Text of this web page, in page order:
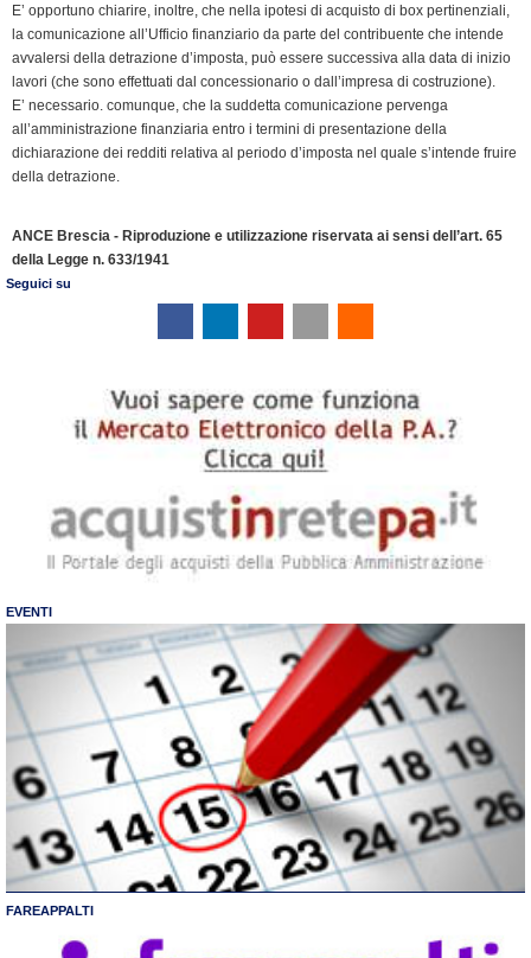
E’ opportuno chiarire, inoltre, che nella ipotesi di acquisto di box pertinenziali,
la comunicazione all’Ufficio finanziario da parte del contribuente che intende
avvalersi della detrazione d’imposta, può essere successiva alla data di inizio
lavori (che sono effettuati dal concessionario o dall’impresa di costruzione).
E’ necessario. comunque, che la suddetta comunicazione pervenga
all’amministrazione finanziaria entro i termini di presentazione della
dichiarazione dei redditi relativa al periodo d’imposta nel quale s’intende fruire
della detrazione.
ANCE Brescia - Riproduzione e utilizzazione riservata ai sensi dell’art. 65
della Legge n. 633/1941
Seguici su
EVENTI
FAREAPPALTI